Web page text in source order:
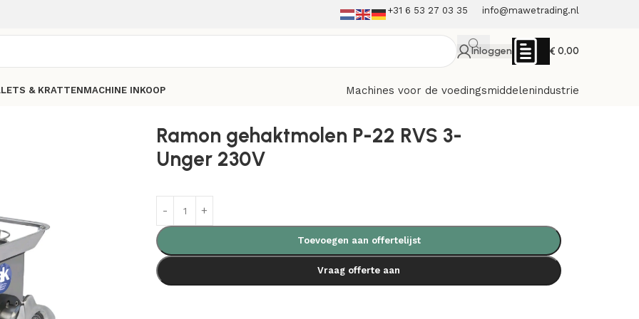
+31 6 53 27 03 35 info@mawetrading.nl
Inloggen € 0,00
& KRATTENMACHINE INKOOP
Machines voor de voedingsmiddelenindustrie
Ramon gehaktmolen P-22 RVS 3-
Unger 230V
Toevoegen aan offertelijst
Vraag offerte aan